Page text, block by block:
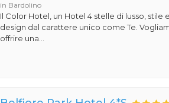
in Bardolino
Il Color Hotel, un Hotel 4 stelle di lusso, stile e
design dal carattere unico come Te.
offrire una...